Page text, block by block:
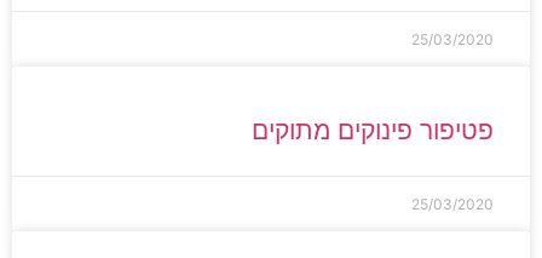
25/03/2020
פטיפור פינוקים מתוקים
25/03/2020